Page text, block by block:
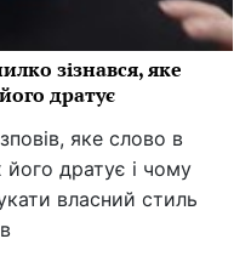
зізнався, яке
дратує
яке слово в
його дратує і чому
власний стиль